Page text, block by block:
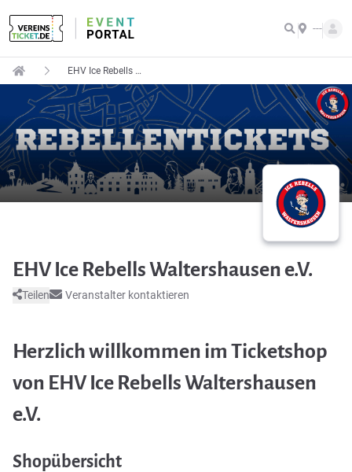
---
EHV Ice Rebells Waltershausen e.V.
EHV Ice Rebells Waltershausen e.V.
Teilen Veranstalter kontaktieren
Herzlich willkommen im Ticketshop
von EHV Ice Rebells Waltershausen
e.V.
Shopübersicht